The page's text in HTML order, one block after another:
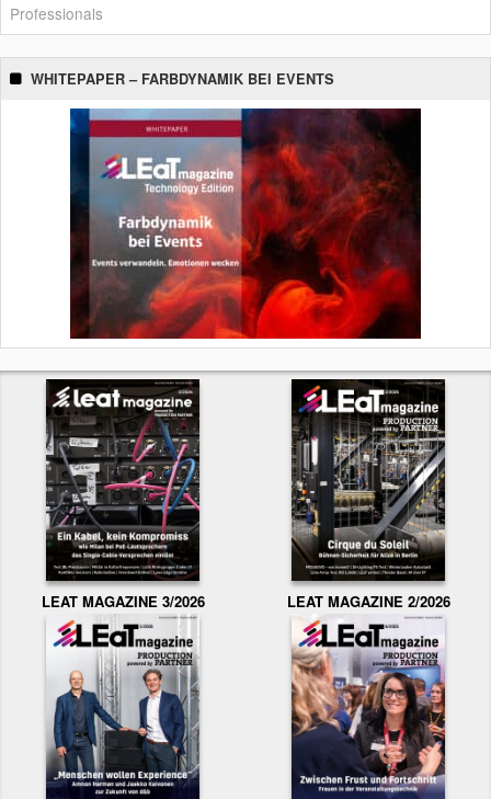
Professionals
WHITEPAPER – FARBDYNAMIK BEI EVENTS
LEAT MAGAZINE 3/2026 LEAT MAGAZINE 2/2026